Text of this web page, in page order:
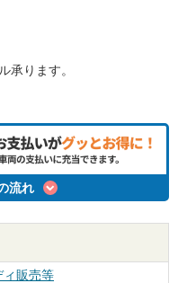
承ります。
流れ
ィ販売等